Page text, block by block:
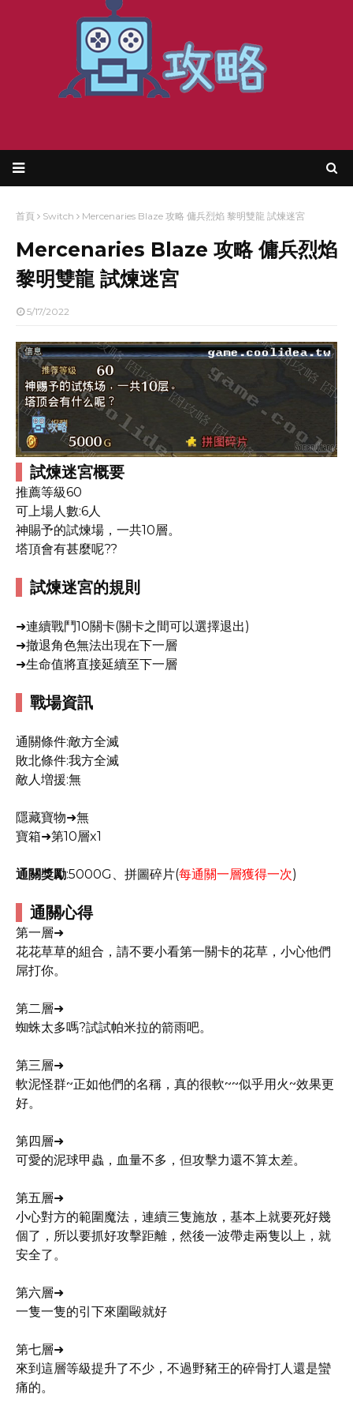
首頁 Switch Mercenaries Blaze 攻略 傭兵烈焰 黎明雙龍 試煉迷宮
Mercenaries Blaze 攻略 傭兵烈焰
黎明雙龍 試煉迷宮
5/17/2022
試煉迷宮概要
推薦等級60
可上場人數:6人
神賜予的試煉場，一共10層。
塔頂會有甚麼呢??
試煉迷宮的規則
➜連續戰鬥10關卡(關卡之間可以選擇退出)
➜撤退角色無法出現在下一層
➜生命值將直接延續至下一層
戰場資訊
通關條件:敵方全滅
敗北條件:我方全滅
敵人増援:無
隱藏寶物➜無
寶箱➜第10層x1
通關獎勵:5000G、拼圖碎片(每通關一層獲得一次)
通關心得
第一層➜
花花草草的組合，請不要小看第一關卡的花草，小心他們
屌打你。
第二層➜
蜘蛛太多嗎?試試帕米拉的箭雨吧。
第三層➜
軟泥怪群~正如他們的名稱，真的很軟~~似乎用火~效果更
好。
第四層➜
可愛的泥球甲蟲，血量不多，但攻擊力還不算太差。
第五層➜
小心對方的範圍魔法，連續三隻施放，基本上就要死好幾
個了，所以要抓好攻擊距離，然後一波帶走兩隻以上，就
安全了。
第六層➜
一隻一隻的引下來圍毆就好
第七層➜
來到這層等級提升了不少，不過野豬王的碎骨打人還是蠻
痛的。